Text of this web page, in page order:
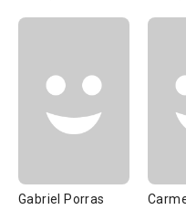
Gabriel Porras